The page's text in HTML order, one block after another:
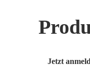
Jetzt